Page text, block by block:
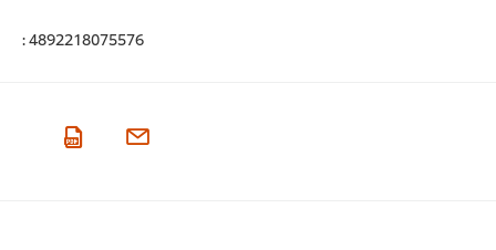
:4892218075576